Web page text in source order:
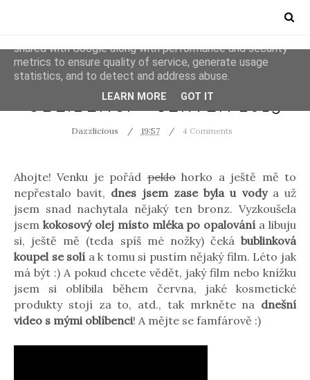
FAVOURITES VIDEOS
OBLÍBENCI - ČERVEN 2015
Dazzlicious 19:57 4 Comments
Ahojte! Venku je pořádpeklohorko a ještě mě to
nepřestalo bavit, dnes jsem zase byla u vodya už
jsem snad nachytala nějaký ten bronz. Vyzkoušela
jsem kokosový olej místo mléka po opalovánía libuju
si, ještě mě (teda spíš mé nožky) čeká bublinková
koupel se solía k tomu si pustím nějaký film. Léto jak
má být :) A pokud chcete vědět, jaký film nebo knížku
jsem si oblíbila během června, jaké kosmetické
produkty stojí za to, atd., tak mrkněte na dnešní
video s mými oblíbenci! A mějte se famfárově :)
This site uses cookies from Google to deliver its services
shared with Google along with performance and security
metrics to ensure quality of service, generate usage
statistics, and to detect and address abuse.
LEARN MORE GOT IT